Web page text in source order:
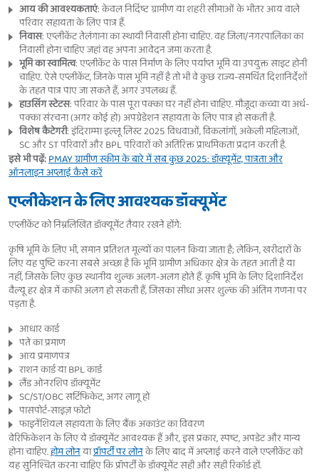
आय की आवश्यकताएं: केवल निर्दिष्ट ग्रामीण या शहरी सीमाओं के भीतर आय वाले
परिवार सहायता के लिए पात्र हैं.
निवास: एप्लीकेंट तेलंगाना का स्थायी निवासी होना चाहिए. वह जिला/नगरपालिका का
निवासी होना चाहिए जहां वह अपना आवेदन जमा करता है.
भूमि का स्वामित्व: एप्लीकेंट के पास निर्माण के लिए पर्याप्त भूमि या उपयुक्त साइट होनी
चाहिए. ऐसे एप्लीकेंट, जिनके पास भूमि नहीं है तो भी वे कुछ राज्य-समर्थित दिशानिर्देशों
के तहत पात्र पाए जा सकते हैं, अगर उपलब्ध हैं.
हाउसिंग स्टेटस: परिवार के पास पूरा पक्का घर नहीं होना चाहिए. मौजूदा कच्चा या अर्ध-
पक्का संरचना (अगर कोई हो) अपग्रेडेशन सहायता के लिए पात्र हो सकती है.
विशेष कैटेगरी: इंदिराम्मा इल्लू लिस्ट 2025 विधवाओं, विकलांगों, अकेली महिलाओं,
SC और ST परिवारों और BPL परिवारों को अतिरिक्त प्राथमिकता प्रदान करती है.
इसे भी पढ़ें:PMAY ग्रामीण स्कीम के बारे में सब कुछ 2025: डॉक्यूमेंट, पात्रता और
ऑनलाइन अप्लाई कैसे करें
एप्लीकेशन के लिए आवश्यक डॉक्यूमेंट
एप्लीकेंट को निम्नलिखित डॉक्यूमेंट तैयार रखने होंगे:
कृषि भूमि के लिए भी, समान प्रतिशत मूल्यों का पालन किया जाता है; लेकिन, खरीदारों के
लिए यह पुष्टि करना सबसे अच्छा है कि भूमि ग्रामीण अधिकार क्षेत्र के तहत आती है या
नहीं, जिसके लिए कुछ स्थानीय शुल्क अलग-अलग होते हैं. कृषि भूमि के लिए दिशानिर्देश
वैल्यू हर क्षेत्र में काफी अलग हो सकती हैं, जिसका सीधा असर शुल्क की अंतिम गणना पर
पड़ता है.
आधार कार्ड
पते का प्रमाण
आय प्रमाणपत्र
राशन कार्ड या BPL कार्ड
लैंड ओनरशिप डॉक्यूमेंट
SC/ST/OBC सर्टिफिकेट, अगर लागू हो
पासपोर्ट-साइज़ फोटो
फाइनेंशियल सहायता के लिए बैंक अकाउंट का विवरण
वेरिफिकेशन के लिए ये डॉक्यूमेंट आवश्यक हैं और, इस प्रकार, स्पष्ट, अपडेट और मान्य
होना चाहिए.होम लोनयाप्रॉपर्टी पर लोनके लिए बाद में अप्लाई करने वाले एप्लीकेंट को
यह सुनिश्चित करना चाहिए कि प्रॉपर्टी के डॉक्यूमेंट सही और सही रिकॉर्ड हों.